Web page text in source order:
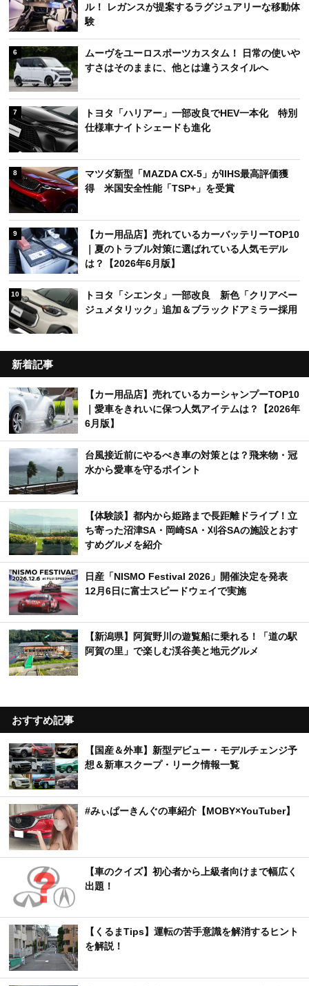
ル！ レガンスが提案するラグジュアリーな移動体
験
6
ムーヴをユーロスポーツカスタム！ 日常の使いや
すさはそのままに、他とは違うスタイルへ
7
トヨタ「ハリアー」一部改良でHEV一本化 特別
仕様車ナイトシェードも進化
8
マツダ新型「MAZDA CX-5」がIIHS最高評価獲
得 米国安全性能「TSP+」を受賞
9
【カー用品店】売れているカーバッテリーTOP10
｜夏のトラブル対策に選ばれている人気モデル
は？【2026年6月版】
10
トヨタ「シエンタ」一部改良 新色「クリアベー
ジュメタリック」追加＆ブラックドアミラー採用
新着記事
【カー用品店】売れているカーシャンプーTOP10
｜愛車をきれいに保つ人気アイテムは？【2026年
6月版】
台風接近前にやるべき車の対策とは？飛来物・冠
水から愛車を守るポイント
【体験談】都内から姫路まで長距離ドライブ！立
ち寄った沼津SA・岡崎SA・刈谷SAの施設とおす
すめグルメを紹介
日産「NISMO Festival 2026」開催決定を発表
12月6日に富士スピードウェイで実施
【新潟県】阿賀野川の遊覧船に乗れる！「道の駅
阿賀の里」で楽しむ渓谷美と地元グルメ
おすすめ記事
【国産＆外車】新型デビュー・モデルチェンジ予
想＆新車スクープ・リーク情報一覧
#みぃぱーきんぐの車紹介【MOBY×YouTuber】
【車のクイズ】初心者から上級者向けまで幅広く
出題！
【くるまTips】運転の苦手意識を解消するヒント
を解説！